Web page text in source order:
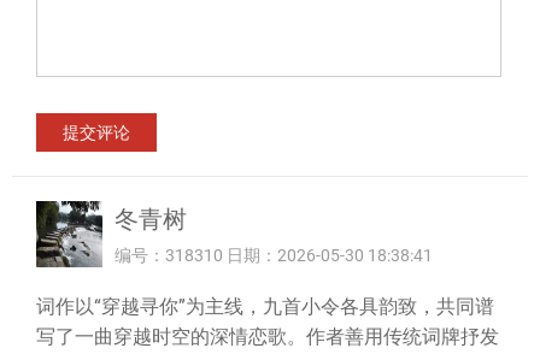
冬青树
编号：318310 日期：2026-05-30 18:38:41
词作以“穿越寻你”为主线，九首小令各具韵致，共同谱
写了一曲穿越时空的深情恋歌。作者善用传统词牌抒发